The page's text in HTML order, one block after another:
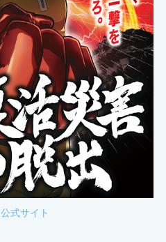
公式サイト